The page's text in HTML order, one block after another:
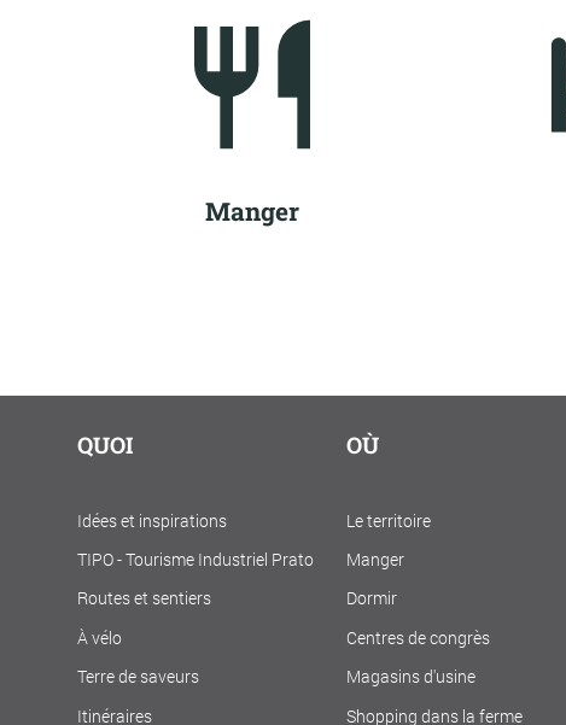
Manger
QUOI
Idées et inspirations
TIPO - Tourisme Industriel Prato
Routes et sentiers
À vélo
Terre de saveurs
Itinéraires
OÙ
Le territoire
Manger
Dormir
Centres de congrès
Magasins d'usine
Shopping dans la ferme